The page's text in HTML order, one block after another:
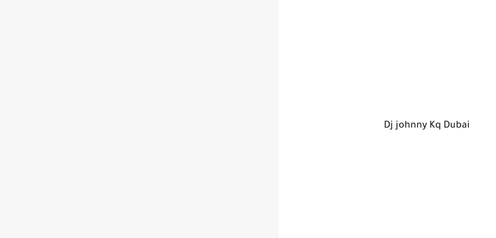
Dj johnny Kq Dubai